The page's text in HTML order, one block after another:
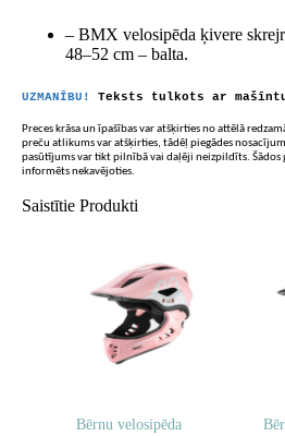
– BMX velosipēda ķivere
48–52 cm – balta.
UZMANĪBU! Teksts tulkots ar
Preces krāsa un īpašības var atšķirties no attēlā
preču atlikums var atšķirties, tādēļ piegādes
pasūtījums var tikt pilnībā vai daļēji neizpildīts. Šādos
informēts nekavējoties.
Saistītie Produkti
Bērnu velosipēda